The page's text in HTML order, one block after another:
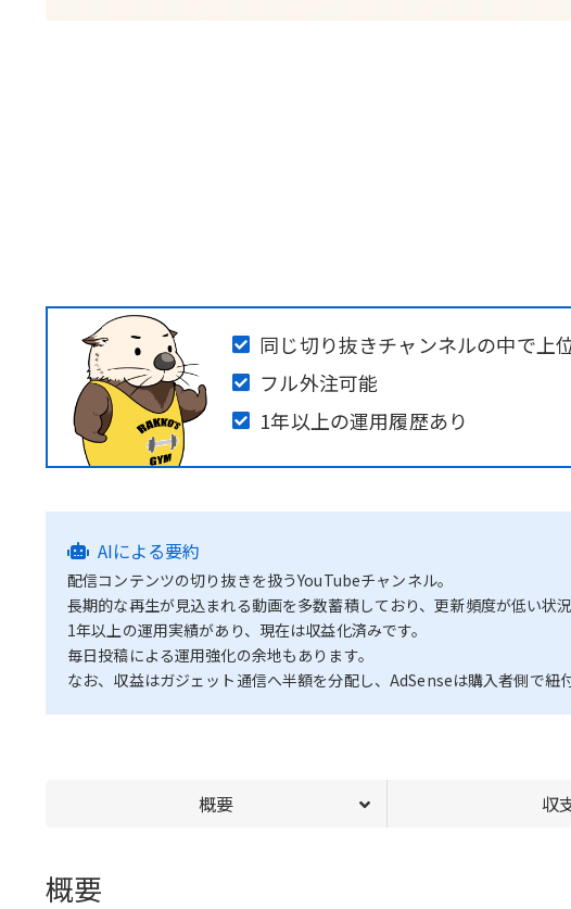
同じ切り抜きチャンネルの中で上
フル外注可能
1年以上の運用履歴あり
AIによる要約
配信コンテンツの切り抜きを扱うYouTubeチャンネル。
長期的な再生が見込まれる動画を多数蓄積しており、更新頻度が低い状
1年以上の運用実績があり、現在は収益化済みです。
毎日投稿による運用強化の余地もあります。
なお、収益はガジェット通信へ半額を分配し、AdSenseは購入者側で紐
概要 収
概要